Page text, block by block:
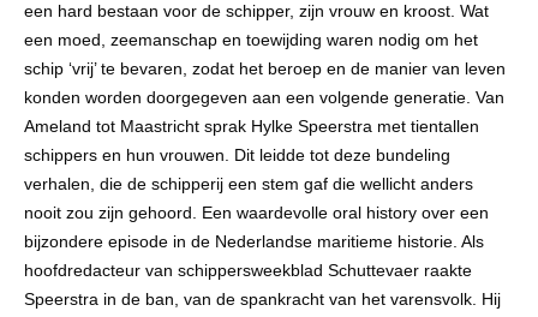
een hard bestaan voor de schipper, zijn vrouw en kroost. Wat
een moed, zeemanschap en toewijding waren nodig om het
schip ‘vrij’ te bevaren, zodat het beroep en de manier van leven
konden worden doorgegeven aan een volgende generatie. Van
Ameland tot Maastricht sprak Hylke Speerstra met tientallen
schippers en hun vrouwen. Dit leidde tot deze bundeling
verhalen, die de schipperij een stem gaf die wellicht anders
nooit zou zijn gehoord. Een waardevolle oral history over een
bijzondere episode in de Nederlandse maritieme historie. Als
hoofdredacteur van schippersweekblad Schuttevaer raakte
Speerstra in de ban, van de spankracht van het varensvolk. Hij